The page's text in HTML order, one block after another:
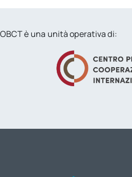
OBCT è una unità operativa di: